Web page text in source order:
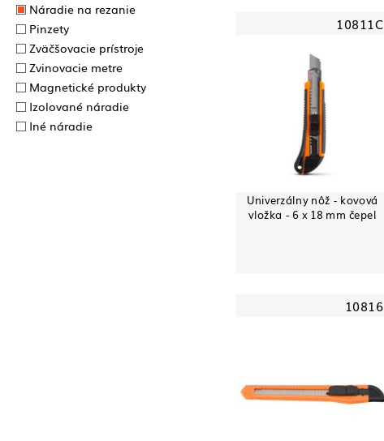
Náradie na rezanie
Pinzety
Zväčšovacie prístroje
Zvinovacie metre
Magnetické produkty
Izolované náradie
Iné náradie
10811C
Univerzálny nôž - kovová
vložka - 6 x 18 mm čepel
10816